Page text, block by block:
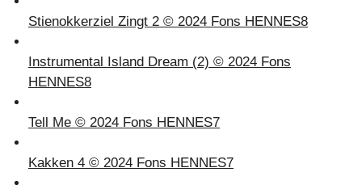
Stienokkerziel Zingt 2 © 2024 Fons HENNES8
Instrumental Island Dream (2) © 2024 Fons
HENNES8
Tell Me © 2024 Fons HENNES7
Kakken 4 © 2024 Fons HENNES7